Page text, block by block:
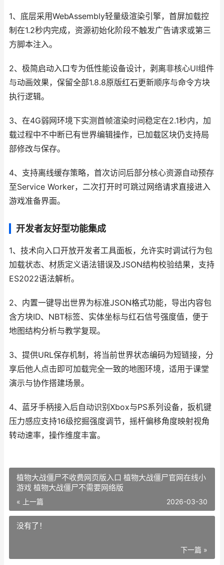
1、底层采用WebAssembly轻量级渲染引擎，首屏加载控
制在1.2秒内完成，资源初始化阶段不触发广告请求或第三
方脚本注入。
2、极简启动入口专为低性能设备设计，剥离非核心UI组件
与动画效果，保留全部1.8.8原版红石更新顺序与命令方块
执行逻辑。
3、在4G弱网环境下实测首帧渲染时间稳定在2.1秒内，加
载过程中不中断已有世界编辑操作，已加载区块仍支持局
部修改与保存。
4、支持离线缓存策略，首次访问后部分核心资源自动预存
至Service Worker，二次打开时可跳过网络请求直接进入
游戏准备界面。
开发者友好型功能集成
1、技术向入口开放开发者工具面板，允许实时调试行为包
加载状态、材质定义语法错误及JSON结构校验结果，支持
ES2022语法解析。
2、内置一键导出世界为标准JSON格式功能，导出内容包
含方块ID、NBT标签、实体坐标与红石信号强度值，便于
地图结构分析与教学复现。
3、提供URL保存机制，将当前世界状态编码为短链接，分
享后他人点击即可加载完全一致的地图环境，适用于课堂
演示与协作搭建场景。
4、蓝牙手柄接入后自动识别Xbox与PS系列设备，扳机键
压力感应支持16级挖掘强度调节，摇杆偏移角度映射视角
转动速率，操作维度丰富。
植物大战僵尸不收费网页版入口 植物大战僵尸官网在线小
游戏 植物大战僵尸不需要网络版
« 上一篇 2026-03-30
没有了！
下一篇 »